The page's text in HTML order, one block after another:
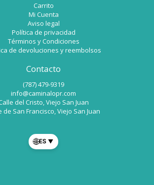
Carrito
Mi Cuenta
Aviso legal
Política de privacidad
Términos y Condiciones
de devoluciones y reembolsos
Contacto
(787) 479-9319
info@caminalopr.com
del Cristo, Viejo San Juan
de San Francisco, Viejo San Juan
🌐ES ▼